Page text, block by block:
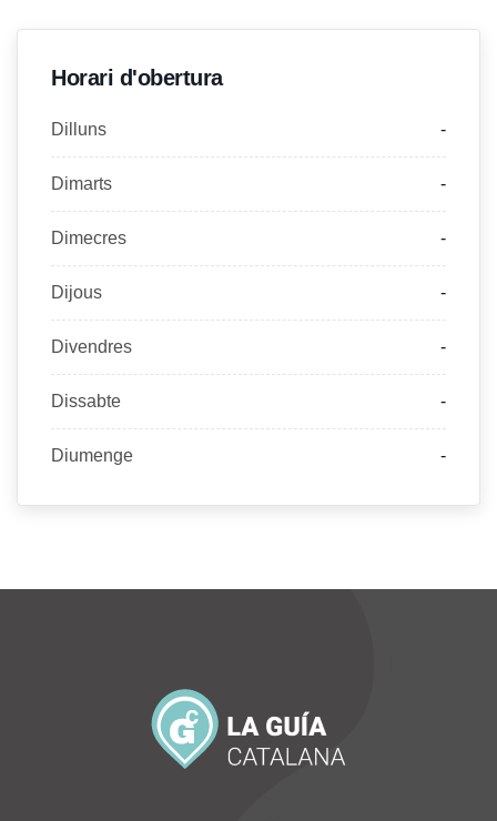
Horari d'obertura
Dilluns -
Dimarts -
Dimecres -
Dijous -
Divendres -
Dissabte -
Diumenge -